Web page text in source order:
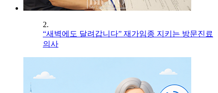
2.
“새벽에도 달려갑니다” 재가임종 지키는 방문진료
의사